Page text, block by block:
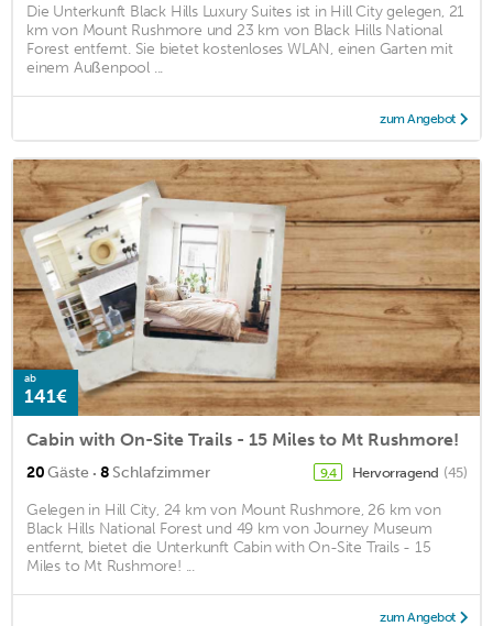
Die Unterkunft Black Hills Luxury Suites ist in Hill City gelegen, 21
km von Mount Rushmore und 23 km von Black Hills National
Forest entfernt. Sie bietet kostenloses WLAN, einen Garten mit
einem Außenpool ...
zum Angebot
ab
141€
Cabin with On-Site Trails - 15 Miles to Mt Rushmore!
20Gäste · 8 Schlafzimmer 9,4 Hervorragend (45)
Gelegen in Hill City, 24 km von Mount Rushmore, 26 km von
Black Hills National Forest und 49 km von Journey Museum
entfernt, bietet die Unterkunft Cabin with On-Site Trails - 15
Miles to Mt Rushmore! ...
zum Angebot